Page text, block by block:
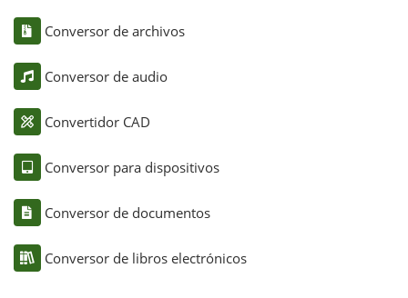
Conversor de archivos
Conversor de audio
Convertidor CAD
Conversor para dispositivos
Conversor de documentos
Conversor de libros electrónicos